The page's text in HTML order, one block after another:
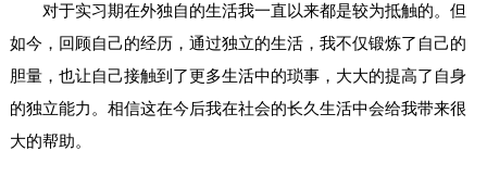
对于实习期在外独自的生活我一直以来都是较为抵触的。但
如今，回顾自己的经历，通过独立的生活，我不仅锻炼了自己的
胆量，也让自己接触到了更多生活中的琐事，大大的提高了自身
的独立能力。相信这在今后我在社会的长久生活中会给我带来很
大的帮助。